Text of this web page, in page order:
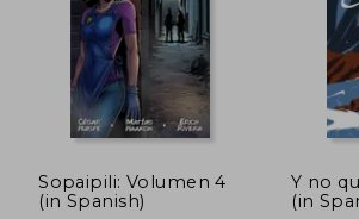
Sopaipili: Volumen 4
(in Spanish)
Y no
(in